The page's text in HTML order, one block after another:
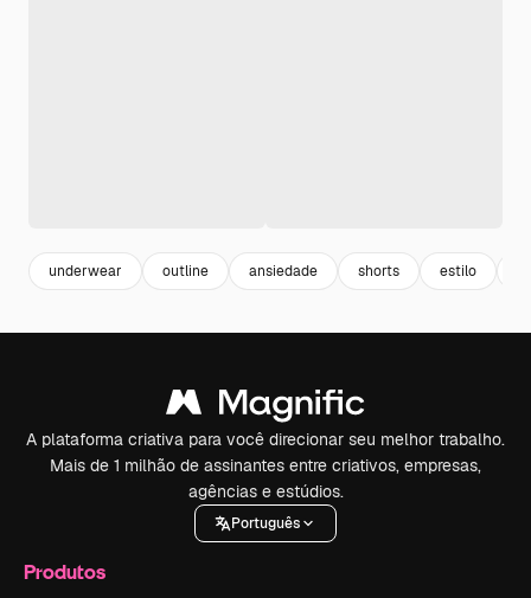
underwear outline ansiedade shorts estilo
A plataforma criativa para você direcionar seu melhor trabalho.
Mais de 1 milhão de assinantes entre criativos, empresas,
agências e estúdios.
Português
Produtos